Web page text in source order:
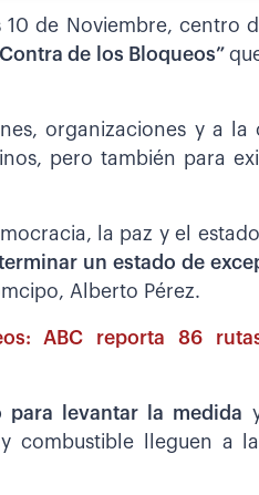
10 de Noviembre, centro
de los Bloqueos”
organizaciones y a la
pero también para
la paz y el
un estado de
Alberto Pérez.
ABC reporta 86
levantar la medida
combustible lleguen a